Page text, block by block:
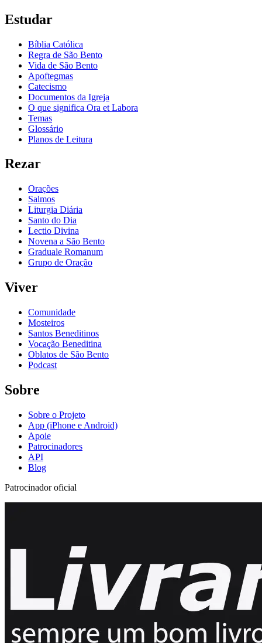
Estudar
Bíblia Católica
Regra de São Bento
Vida de São Bento
Apoftegmas
Catecismo
Documentos da Igreja
O que significa Ora et Labora
Temas
Glossário
Planos de Leitura
Rezar
Orações
Salmos
Liturgia Diária
Santo do Dia
Lectio Divina
Novena a São Bento
Graduale Romanum
Grupo de Oração
Viver
Comunidade
Mosteiros
Santos Beneditinos
Vocação Beneditina
Oblatos de São Bento
Podcast
Sobre
Sobre o Projeto
App (iPhone e Android)
Apoie
Patrocinadores
API
Blog
Patrocinador oficial